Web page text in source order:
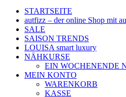
STARTSEITE
autfizz – der online Shop mit
SALE
SAISON TRENDS
LOUISA smart luxury
NÄHKURSE
EIN WOCHENENDE
MEIN KONTO
WARENKORB
KASSE